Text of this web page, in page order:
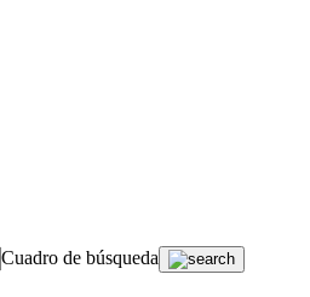
Cuadro de búsqueda